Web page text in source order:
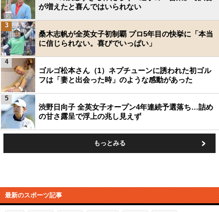
が増えたと喜んではいられない
桑木志帆が全英女子初制覇 プロ5年目の快挙に「本当
に信じられない。喜びでいっぱい」
3
ゴルゴ松本さん（1）ネプチューンに誘われた初ゴル
フは「妻と出会った時」のような感動があった
4
渋野日向子 全英女子オープン4年連続予選落ち…詰め
の甘さ露呈で浮上の兆し見えず
5
もっとみる
最新のスポーツ記事